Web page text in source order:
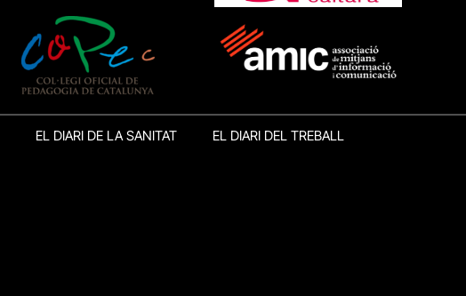
EL DIARI DE LA SANITAT EL DIARI DEL TREBALL